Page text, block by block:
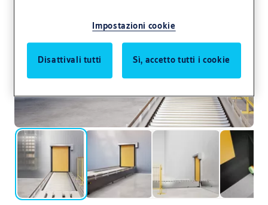
Impostazioni cookie
Disattivali tutti Sì, accetto tutti i cookie